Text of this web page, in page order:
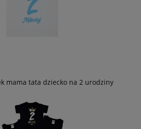
mama tata dziecko na 2 urodziny